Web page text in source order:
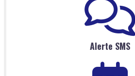
Alerte SMS